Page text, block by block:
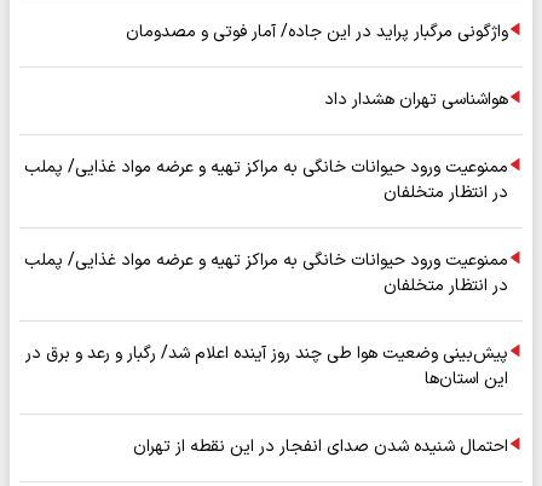
واژگونی مرگبار پراید در این جاده/ آمار فوتی و مصدومان
هواشناسی تهران هشدار داد
ممنوعیت ورود حیوانات خانگی به مراکز تهیه و عرضه مواد غذایی/ پملب
در انتظار متخلفان
ممنوعیت ورود حیوانات خانگی به مراکز تهیه و عرضه مواد غذایی/ پملب
در انتظار متخلفان
پیش‌بینی وضعیت هوا طی چند روز آینده اعلام شد/ رگبار و رعد و برق در
این استان‌ها
احتمال شنیده شدن صدای انفجار در این نقطه از تهران